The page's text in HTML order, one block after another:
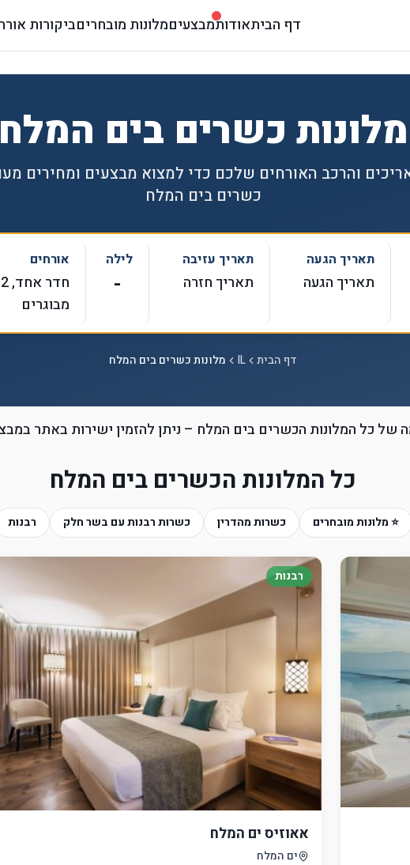
דף הביתאודותמבצעיםמלונות מובחריםביקורות
מלונות כשרים בים המלח
והרכב האורחים שלכם כדי למצוא מבצעים ומחירים
כשרים בים המלח
תאריך הגעה
תאריך הגעה
תאריך עזיבה
תאריך חזרה
לילה
-
אורחים
חדר אחד, 2
מבוגרים
דף הבית IL מלונות כשרים בים המלח
של כל המלונות הכשרים בים המלח – ניתן להזמין ישירות באתר
כל המלונות הכשרים בים המלח
⭐ מלונות מובחרים כשרות מהדרין כשרות רבנות עם בשר חלק רבנות
רבנות
אאוזיס ים המלח
ים המלח